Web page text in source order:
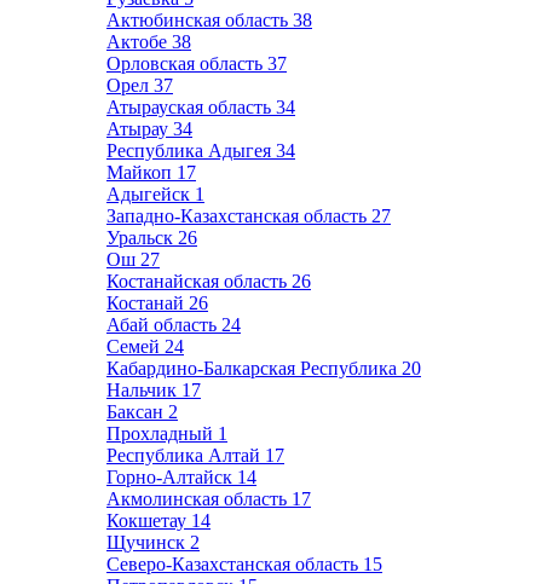
Актюбинская область 38
Актобе 38
Орловская область 37
Орел 37
Атырауская область 34
Атырау 34
Республика Адыгея 34
Майкоп 17
Адыгейск 1
Западно-Казахстанская область 27
Уральск 26
Ош 27
Костанайская область 26
Костанай 26
Абай область 24
Семей 24
Кабардино-Балкарская Республика 20
Нальчик 17
Баксан 2
Прохладный 1
Республика Алтай 17
Горно-Алтайск 14
Акмолинская область 17
Кокшетау 14
Щучинск 2
Северо-Казахстанская область 15